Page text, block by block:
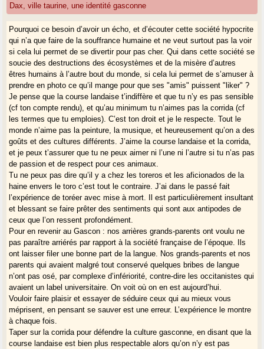
Dax, ville taurine, une identité gasconne
Pourquoi ce besoin d’avoir un écho, et d’écouter cette société hypocrite
qui n’a que faire de la souffrance humaine et ne veut surtout pas la voir
si cela lui permet de se divertir pour pas cher. Qui dans cette société se
soucie des destructions des écosystèmes et de la misère d’autres
êtres humains à l’autre bout du monde, si cela lui permet de s’amuser à
prendre en photo ce qu’il mange pour que ses "amis" puissent "liker" ?
Je pense que la course landaise t’indiffère et que tu n’y es pas sensible
(cf ton compte rendu), et qu’au minimum tu n’aimes pas la corrida (cf
les termes que tu emploies). C’est ton droit et je le respecte. Tout le
monde n’aime pas la peinture, la musique, et heureusement qu’on a des
goûts et des cultures différents. J’aime la course landaise et la corrida,
et je peux t’assurer que tu ne peux aimer ni l’une ni l’autre si tu n’as pas
de passion et de respect pour ces animaux.
Tu ne peux pas dire qu’il y a chez les toreros et les aficionados de la
haine envers le toro c’est tout le contraire. J’ai dans le passé fait
l’expérience de toréer avec mise à mort. Il est particulièrement insultant
et blessant se faire prêter des sentiments qui sont aux antipodes de
ceux que l’on ressent profondément.
Pour en revenir au Gascon : nos arrières grands-parents ont voulu ne
pas paraître arriérés par rapport à la société française de l’époque. Ils
ont laisser filer une bonne part de la langue. Nos grands-parents et nos
parents qui avaient malgré tout conservé quelques bribes de langue
n’ont pas osé, par complexe d’infériorité, contre-dire les occitanistes qui
avaient un label universitaire. On voit où on en est aujourd’hui.
Vouloir faire plaisir et essayer de séduire ceux qui au mieux vous
méprisent, en pensant se sauver est une erreur. L’expérience le montre
à chaque fois.
Taper sur la corrida pour défendre la culture gasconne, en disant que la
course landaise est bien plus respectable alors qu’on n’y est pas